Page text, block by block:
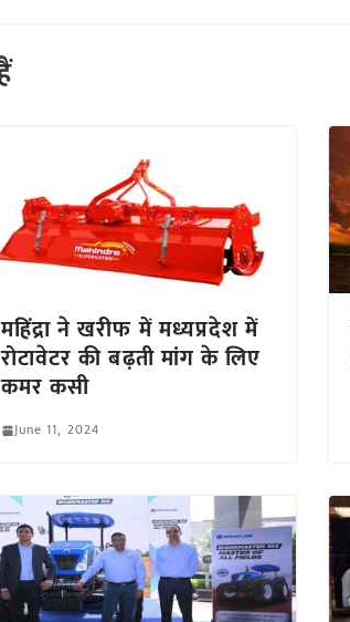
महिंद्रा ने खरीफ में मध्यप्रदेश में
रोटावेटर की बढ़ती मांग के लिए
कमर कसी
June 11, 2024